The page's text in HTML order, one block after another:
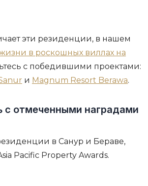
эти резиденции, в нашем
в роскошных виллах на
с победившими проектами:
и Magnum Resort Berawa.
с отмеченными наградами
в Санур и Бераве,
Pacific Property Awards.